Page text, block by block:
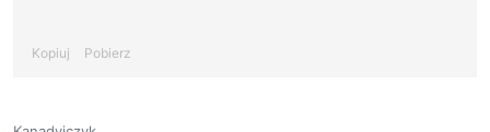
Kopiuj Pobierz